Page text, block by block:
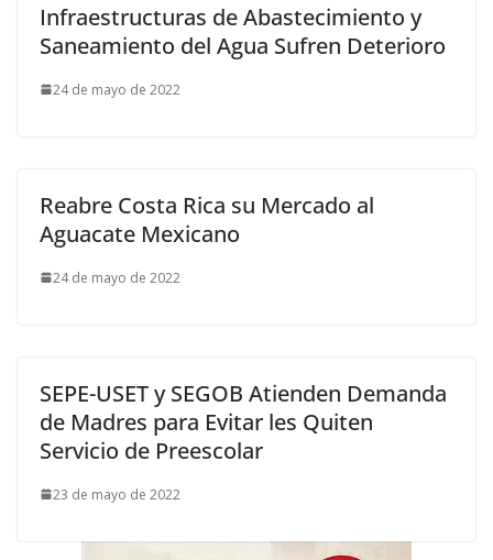
Infraestructuras de Abastecimiento y
Saneamiento del Agua Sufren Deterioro
24 de mayo de 2022
Reabre Costa Rica su Mercado al
Aguacate Mexicano
24 de mayo de 2022
SEPE-USET y SEGOB Atienden Demanda
de Madres para Evitar les Quiten
Servicio de Preescolar
23 de mayo de 2022